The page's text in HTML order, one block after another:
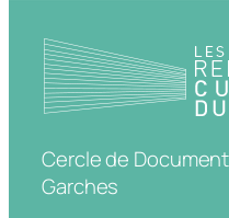
Cercle de
Garches